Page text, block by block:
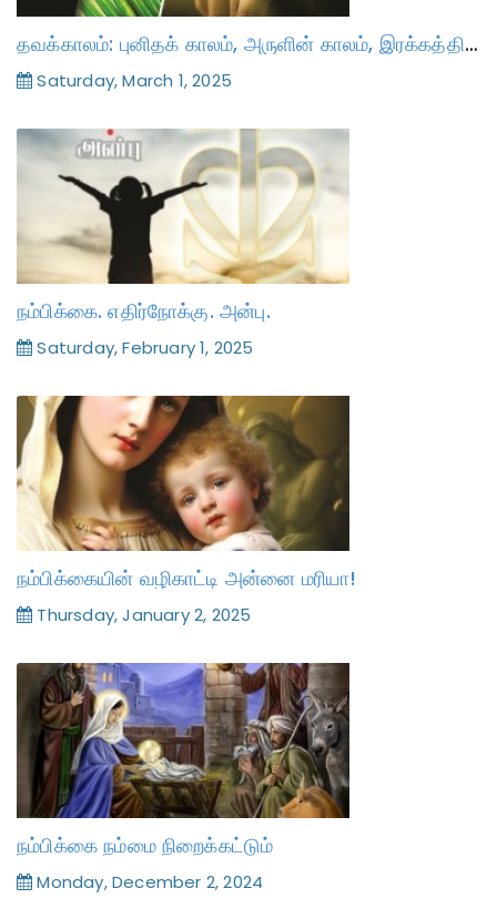
தவக்காலம்: புனிதக் காலம், அருளின் காலம், இரக்கத்தின் காலம்
Saturday, March 1, 2025
நம்பிக்கை. எதிர்நோக்கு. அன்பு.
Saturday, February 1, 2025
நம்பிக்கையின் வழிகாட்டி அன்னை மரியா!
Thursday, January 2, 2025
நம்பிக்கை நம்மை நிறைக்கட்டும்
Monday, December 2, 2024